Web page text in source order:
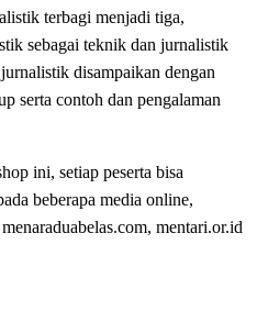
terbagi menjadi tiga,
sebagai teknik dan jurnalistik
disampaikan dengan
serta contoh dan pengalaman
ini, setiap peserta bisa
beberapa media online,
mentari.or.id